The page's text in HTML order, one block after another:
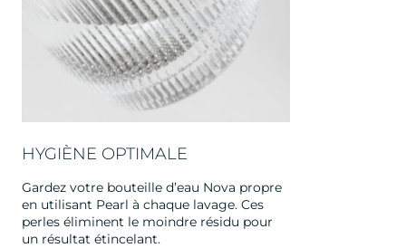
HYGIÈNE OPTIMALE
Gardez votre bouteille d’eau Nova propre
en utilisant Pearl à chaque lavage. Ces
perles éliminent le moindre résidu pour
un résultat étincelant.